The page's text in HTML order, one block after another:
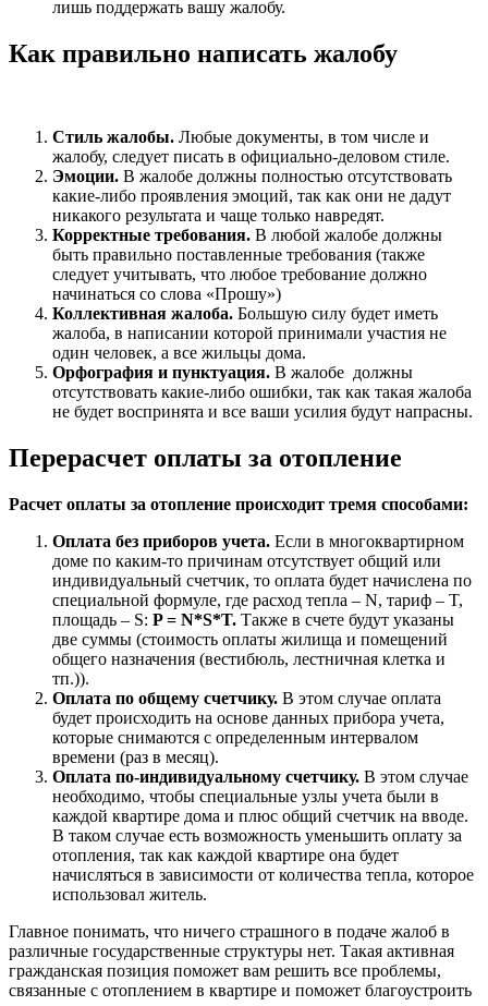
лишь поддержать вашу жалобу.
Как правильно написать жалобу
Стиль жалобы. Любые документы, в том числе и
жалобу, следует писать в официально-деловом стиле.
Эмоции. В жалобе должны полностью отсутствовать
какие-либо проявления эмоций, так как они не дадут
никакого результата и чаще только навредят.
Корректные требования. В любой жалобе должны
быть правильно поставленные требования (также
следует учитывать, что любое требование должно
начинаться со слова «Прошу»)
Коллективная жалоба. Большую силу будет иметь
жалоба, в написании которой принимали участия не
один человек, а все жильцы дома.
Орфография и пунктуация. В жалобе должны
отсутствовать какие-либо ошибки, так как такая жалоба
не будет воспринята и все ваши усилия будут напрасны.
Перерасчет оплаты за отопление
Расчет оплаты за отопление происходит тремя способами:
Оплата без приборов учета. Если в многоквартирном
доме по каким-то причинам отсутствует общий или
индивидуальный счетчик, то оплата будет начислена по
специальной формуле, где расход тепла – N, тариф – T,
площадь – S: P = N*S*T. Также в счете будут указаны
две суммы (стоимость оплаты жилища и помещений
общего назначения (вестибюль, лестничная клетка и
тп.)).
Оплата по общему счетчику. В этом случае оплата
будет происходить на основе данных прибора учета,
которые снимаются с определенным интервалом
времени (раз в месяц).
Оплата по-индивидуальному счетчику. В этом случае
необходимо, чтобы специальные узлы учета были в
каждой квартире дома и плюс общий счетчик на вводе.
В таком случае есть возможность уменьшить оплату за
отопления, так как каждой квартире она будет
начисляться в зависимости от количества тепла, которое
использовал житель.
Главное понимать, что ничего страшного в подаче жалоб в
различные государственные структуры нет. Такая активная
гражданская позиция поможет вам решить все проблемы,
связанные с отоплением в квартире и поможет благоустроить